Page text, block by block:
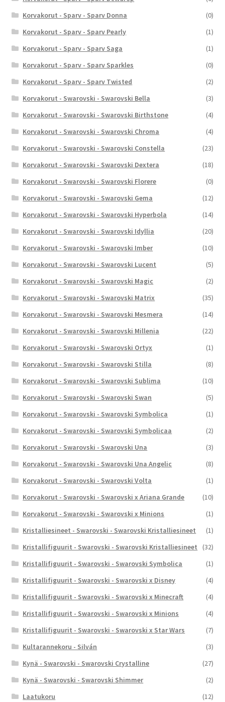
Korvakorut - Sparv - Sparv Donna
(0)
Korvakorut - Sparv - Sparv Pearly
(1)
Korvakorut - Sparv - Sparv Saga
(1)
Korvakorut - Sparv - Sparv Sparkles
(0)
Korvakorut - Sparv - Sparv Twisted
(2)
Korvakorut - Swarovski - Swarovski Bella
(3)
Korvakorut - Swarovski - Swarovski Birthstone
(4)
Korvakorut - Swarovski - Swarovski Chroma
(4)
Korvakorut - Swarovski - Swarovski Constella
(23)
Korvakorut - Swarovski - Swarovski Dextera
(18)
Korvakorut - Swarovski - Swarovski Florere
(0)
Korvakorut - Swarovski - Swarovski Gema
(12)
Korvakorut - Swarovski - Swarovski Hyperbola
(14)
Korvakorut - Swarovski - Swarovski Idyllia
(20)
Korvakorut - Swarovski - Swarovski Imber
(10)
Korvakorut - Swarovski - Swarovski Lucent
(5)
Korvakorut - Swarovski - Swarovski Magic
(2)
Korvakorut - Swarovski - Swarovski Matrix
(35)
Korvakorut - Swarovski - Swarovski Mesmera
(14)
Korvakorut - Swarovski - Swarovski Millenia
(22)
Korvakorut - Swarovski - Swarovski Ortyx
(1)
Korvakorut - Swarovski - Swarovski Stilla
(8)
Korvakorut - Swarovski - Swarovski Sublima
(10)
Korvakorut - Swarovski - Swarovski Swan
(5)
Korvakorut - Swarovski - Swarovski Symbolica
(1)
Korvakorut - Swarovski - Swarovski Symbolicaa
(2)
Korvakorut - Swarovski - Swarovski Una
(3)
Korvakorut - Swarovski - Swarovski Una Angelic
(8)
Korvakorut - Swarovski - Swarovski Volta
(1)
Korvakorut - Swarovski - Swarovski x Ariana Grande
(10)
Korvakorut - Swarovski - Swarovski x Minions
(1)
Kristalliesineet - Swarovski - Swarovski Kristalliesineet
(1)
Kristallifiguurit - Swarovski - Swarovski Kristalliesineet
(32)
Kristallifiguurit - Swarovski - Swarovski Symbolica
(1)
Kristallifiguurit - Swarovski - Swarovski x Disney
(4)
Kristallifiguurit - Swarovski - Swarovski x Minecraft
(4)
Kristallifiguurit - Swarovski - Swarovski x Minions
(4)
Kristallifiguurit - Swarovski - Swarovski x Star Wars
(7)
Kultarannekoru - Silván
(3)
Kynä - Swarovski - Swarovski Crystalline
(27)
Kynä - Swarovski - Swarovski Shimmer
(2)
Laatukoru
(12)